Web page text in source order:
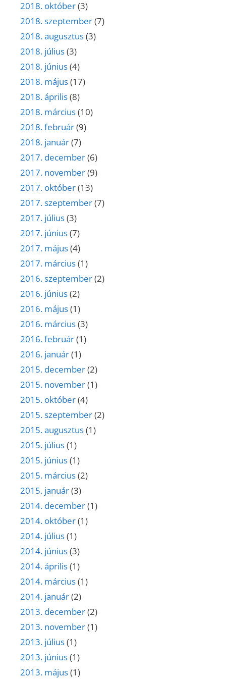
2018. október(3)
2018. szeptember(7)
2018. augusztus(3)
2018. július(3)
2018. június(4)
2018. május(17)
2018. április(8)
2018. március(10)
2018. február(9)
2018. január(7)
2017. december(6)
2017. november(9)
2017. október(13)
2017. szeptember(7)
2017. július(3)
2017. június(7)
2017. május(4)
2017. március(1)
2016. szeptember(2)
2016. június(2)
2016. május(1)
2016. március(3)
2016. február(1)
2016. január(1)
2015. december(2)
2015. november(1)
2015. október(4)
2015. szeptember(2)
2015. augusztus(1)
2015. július(1)
2015. június(1)
2015. március(2)
2015. január(3)
2014. december(1)
2014. október(1)
2014. július(1)
2014. június(3)
2014. április(1)
2014. március(1)
2014. január(2)
2013. december(2)
2013. november(1)
2013. július(1)
2013. június(1)
2013. május(1)